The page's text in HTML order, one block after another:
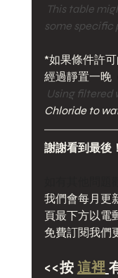
This table
some specific
*如果條件許
經過靜置一晚
Using filtered
Chloride to
謝謝看到最後！
我們會每月更
頁最下方以電
免費訂閱我們
<<按 這裡